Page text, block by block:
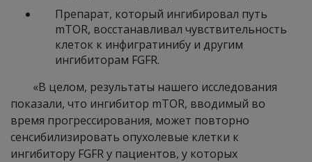
Препарат, который ингибировал путь
mTOR, восстанавливал чувствительность
клеток к инфигратинибу и другим
ингибиторам FGFR.
«В целом, результаты нашего исследования
показали, что ингибитор mTOR, вводимый во
время прогрессирования, может повторно
сенсибилизировать опухолевые клетки к
ингибитору FGFR у пациентов, у которых